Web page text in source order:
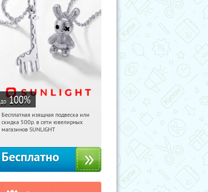
до 100%
09:15:33 Получили:
Россия
Бесплатная изящная подвеска или
скидка 500р. в сети ювелирных
магазинов SUNLIGHT
Бесплатно